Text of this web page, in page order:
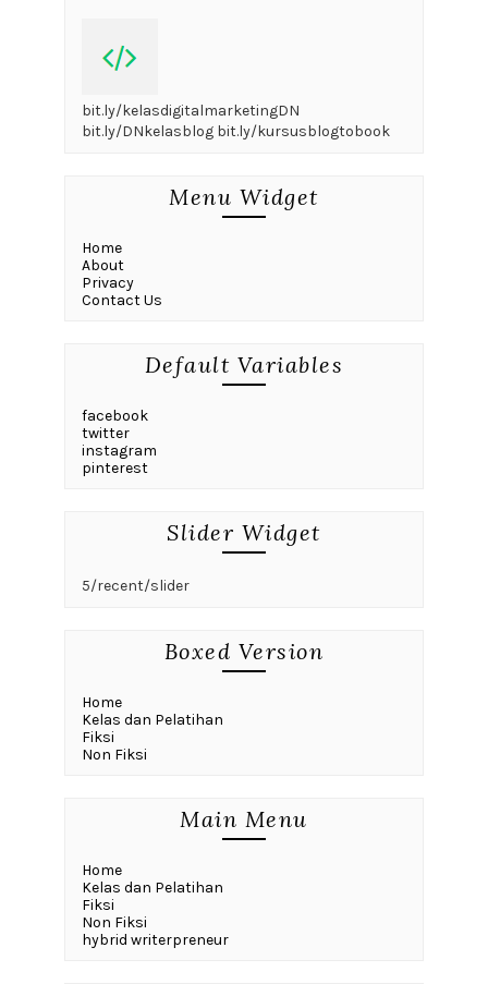
bit.ly/kelasdigitalmarketingDN
bit.ly/DNkelasblog bit.ly/kursusblogtobook
Menu Widget
Home
About
Privacy
Contact Us
Default Variables
facebook
twitter
instagram
pinterest
Slider Widget
5/recent/slider
Boxed Version
Home
Kelas dan Pelatihan
Fiksi
Non Fiksi
Main Menu
Home
Kelas dan Pelatihan
Fiksi
Non Fiksi
hybrid writerpreneur